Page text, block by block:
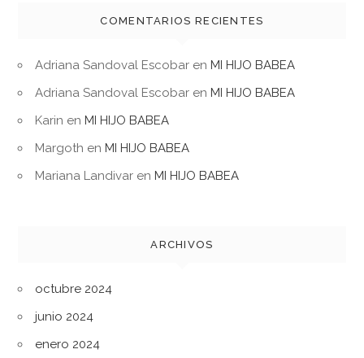
COMENTARIOS RECIENTES
Adriana Sandoval Escobar en MI HIJO BABEA
Adriana Sandoval Escobar en MI HIJO BABEA
Karin en MI HIJO BABEA
Margoth en MI HIJO BABEA
Mariana Landivar en MI HIJO BABEA
ARCHIVOS
octubre 2024
junio 2024
enero 2024